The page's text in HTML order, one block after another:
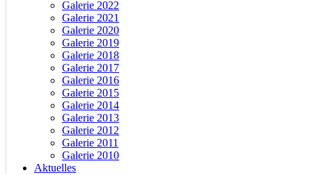
Galerie 2022
Galerie 2021
Galerie 2020
Galerie 2019
Galerie 2018
Galerie 2017
Galerie 2016
Galerie 2015
Galerie 2014
Galerie 2013
Galerie 2012
Galerie 2011
Galerie 2010
Aktuelles